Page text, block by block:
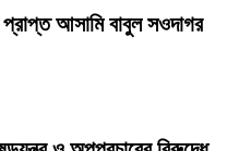
আসামি বাবুল সওদাগর